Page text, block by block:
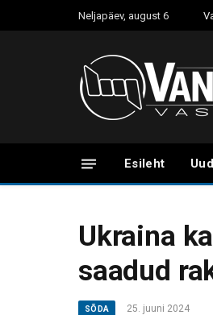
Neljapäev, august 6
Esileht
Ukraina
saadud
SÕDA 25. juuni 2024